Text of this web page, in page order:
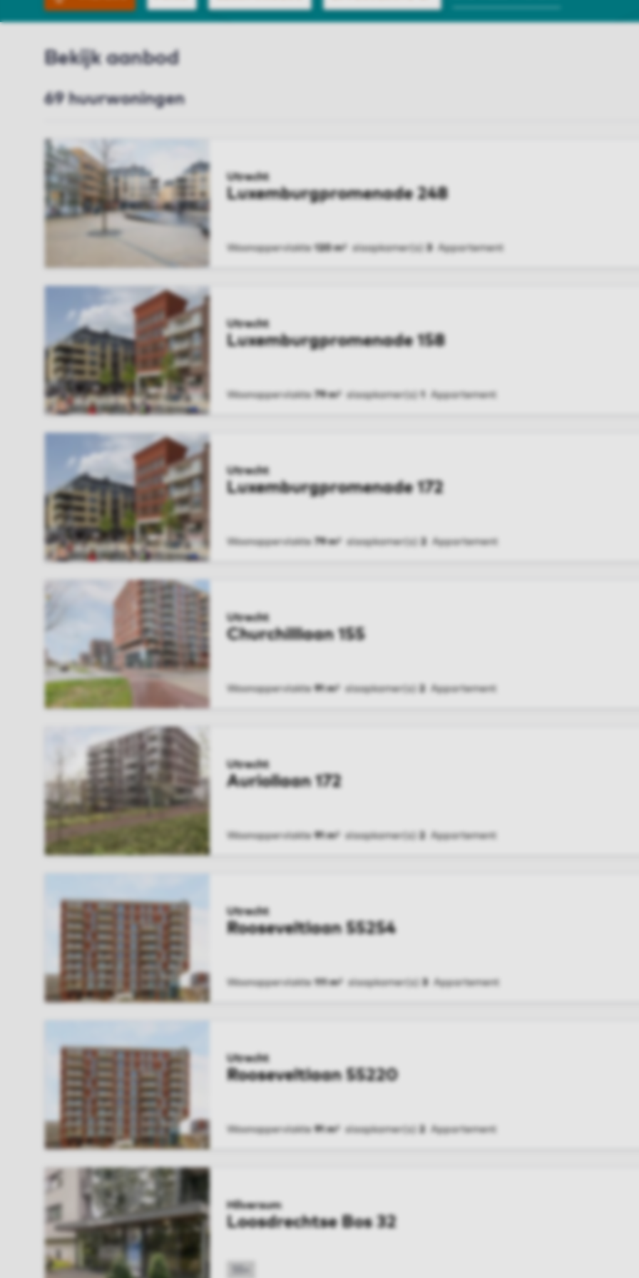
Bekijk aanbod
69 huurwoningen
Luxemburgpromenade 248
Utrecht
Woonoppervlakte 120 m² slaapkamer(s) 3 Appartement
Luxemburgpromenade 158
Utrecht
Woonoppervlakte 79 m² slaapkamer(s) 1 Appartement
Luxemburgpromenade 172
Utrecht
Woonoppervlakte 79 m² slaapkamer(s) Appartement
Churchilllaan 155
Utrecht
Woonoppervlakte91 m² slaapkamer(s) Appartement
Auriollaan 172
Utrecht
Woonoppervlakte91 m² slaapkamer(s) Appartement
Rooseveltlaan 55254
Utrecht
Woonoppervlakte 111 m² slaapkamer(s) 3 Appartement
Rooseveltlaan 55220
Utrecht
Woonoppervlakte91 m² slaapkamer(s) Appartement
Loosdrechtse Bos 32
Hilversum